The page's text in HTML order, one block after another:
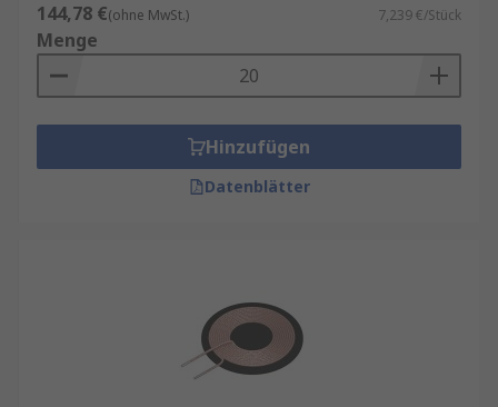
144,78 €(ohne MwSt.) 7,239 €/Stück
Menge
Hinzufügen
Datenblätter